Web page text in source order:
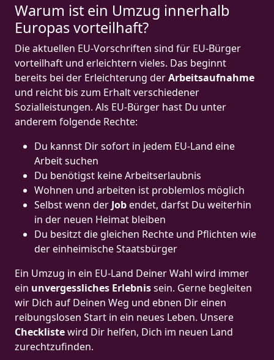
Warum ist ein Umzug innerhalb
Europas vorteilhaft?
Die aktuellen EU-Vorschriften sind für EU-Bürger
vorteilhaft und erleichtern vieles. Das beginnt
bereits bei der Erleichterung derArbeitsaufnahme
und reicht bis zum Erhalt verschiedener
Sozialleistungen. Als EU-Bürger hast Du unter
anderem folgende Rechte:
Du kannst Dir sofort in jedem EU-Land eine
Arbeit suchen
Du benötigst keine Arbeitserlaubnis
Wohnen und arbeiten ist problemlos möglich
Selbst wenn der Jobendet, darfst Du weiterhin
in der neuen Heimat bleiben
Du besitzt die gleichen Rechte und Pflichten wie
der einheimische Staatsbürger
Ein Umzug in ein EU-Land Deiner Wahl wird immer
ein unvergessliches Erlebnissein. Gerne begleiten
wir Dich auf Deinen Weg und ebnen Dir einen
reibungslosen Start in ein neues Leben. Unsere
Checklistewird Dir helfen, Dich im neuen Land
zurechtzufinden.